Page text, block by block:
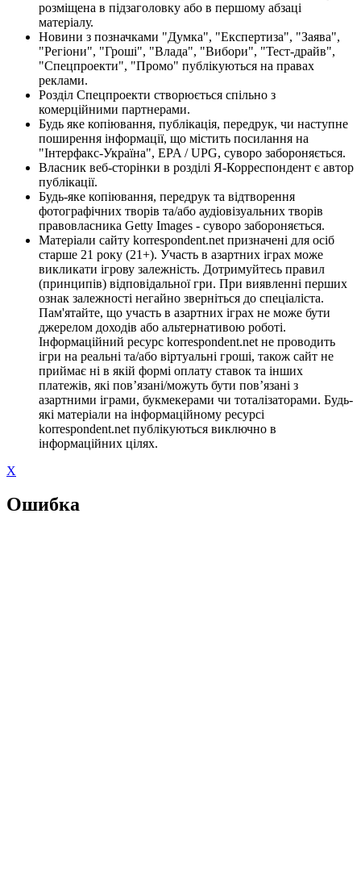
розміщена в підзаголовку або в першому абзаці
матеріалу.
Новини з позначками "Думка", "Експертиза", "Заява",
"Регіони", "Гроші", "Влада", "Вибори", "Тест-драйв",
"Спецпроекти", "Промо" публікуються на правах
реклами.
Розділ Спецпроекти створюється спільно з
комерційними партнерами.
Будь яке копіювання, публікація, передрук, чи наступне
поширення інформації, що містить посилання на
"Інтерфакс-Україна", EPA / UPG, суворо забороняється.
Власник веб-сторінки в розділі Я-Корреспондент є автор
публікації.
Будь-яке копіювання, передрук та відтворення
фотографічних творів та/або аудіовізуальних творів
правовласника Getty Images - суворо забороняється.
Матеріали сайту korrespondent.net призначені для осіб
старше 21 року (21+). Участь в азартних іграх може
викликати ігрову залежність. Дотримуйтесь правил
(принципів) відповідальної гри. При виявленні перших
ознак залежності негайно зверніться до спеціаліста.
Пам'ятайте, що участь в азартних іграх не може бути
джерелом доходів або альтернативою роботі.
Інформаційний ресурс korrespondent.net не проводить
ігри на реальні та/або віртуальні гроші, також сайт не
приймає ні в якій формі оплату ставок та інших
платежів, які пов’язані/можуть бути пов’язані з
азартними іграми, букмекерами чи тоталізаторами. Будь-
які матеріали на інформаційному ресурсі
korrespondent.net публікуються виключно в
інформаційних цілях.
X
Ошибка